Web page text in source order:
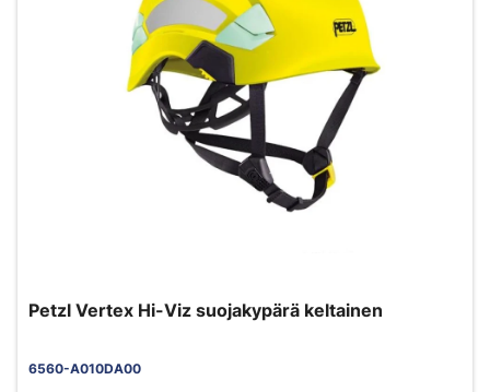
Petzl Vertex Hi-Viz suojakypärä keltainen
6560-A010DA00